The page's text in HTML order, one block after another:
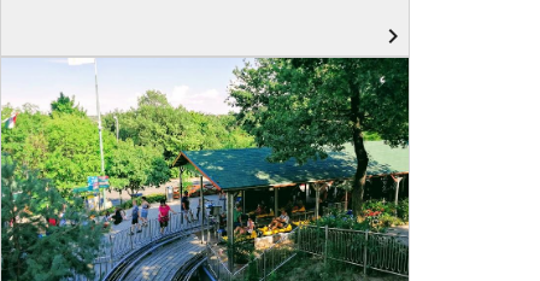
navigate_next